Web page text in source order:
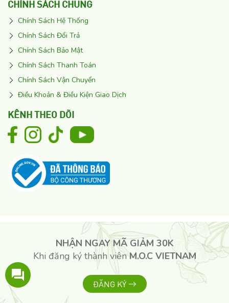
CHÍNH SÁCH CHUNG
Chính Sách Hệ Thống
Chính Sách Đổi Trả
Chính Sách Bảo Mật
Chính Sách Thanh Toán
Chính Sách Vận Chuyển
Điều Khoản & Điều Kiện Giao Dịch
KÊNH THEO DÕI
NHẬN NGAY MÃ GIẢM 30K
Khi đăng ký thành viênM.O.C VIETNAM
ĐĂNG KÝ